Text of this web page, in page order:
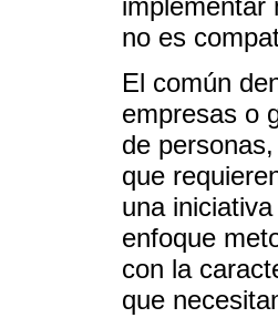
implementar
no es
El común
empresas o
de
que
una
enfoque
con la
que